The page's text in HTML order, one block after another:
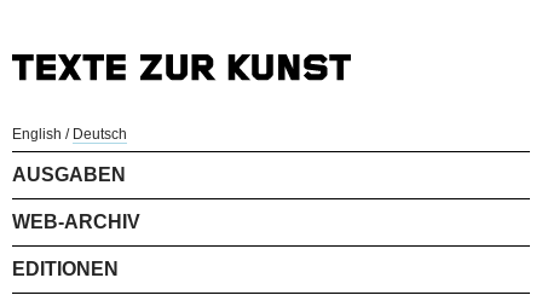
English / Deutsch
AUSGABEN
WEB-ARCHIV
EDITIONEN